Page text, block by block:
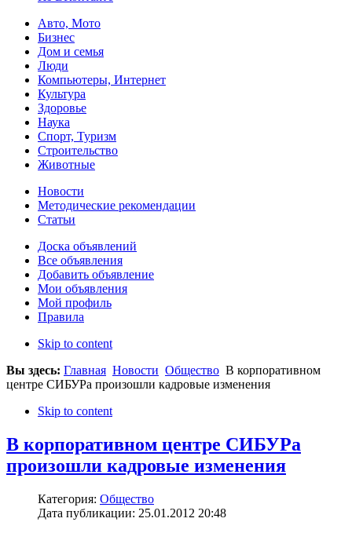
Авто, Мото
Бизнес
Дом и семья
Люди
Компьютеры, Интернет
Культура
Здоровье
Наука
Спорт, Туризм
Строительство
Животные
Новости
Методические рекомендации
Статьи
Доска объявлений
Все объявления
Добавить объявление
Мои объявления
Мой профиль
Правила
Skip to content
Вы здесь: Главная Новости Общество В корпоративном
центре СИБУРа произошли кадровые изменения
Skip to content
В корпоративном центре СИБУРа
произошли кадровые изменения
Категория: Общество
Дата публикации: 25.01.2012 20:48